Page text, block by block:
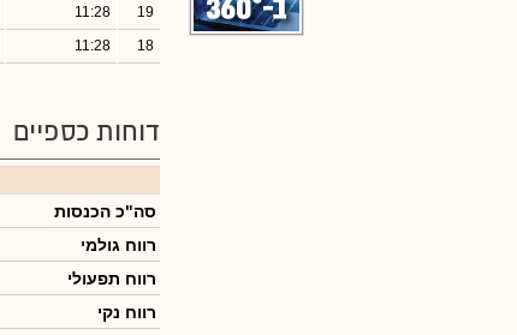
19
11:28
18
11:28
דוחות כספיים
סה"כ הכנסות
רווח גולמי
רווח תפעולי
רווח נקי